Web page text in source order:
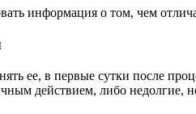
информация о том, чем
ее, в первые сутки после
действием, либо недолгие,